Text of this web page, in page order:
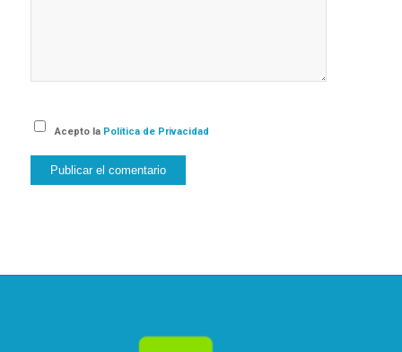
Acepto la Política de Privacidad